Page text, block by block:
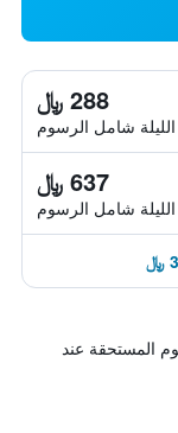
288 ﷼
شامل الرسوم
637 ﷼
شامل الرسوم
المستحقة عند